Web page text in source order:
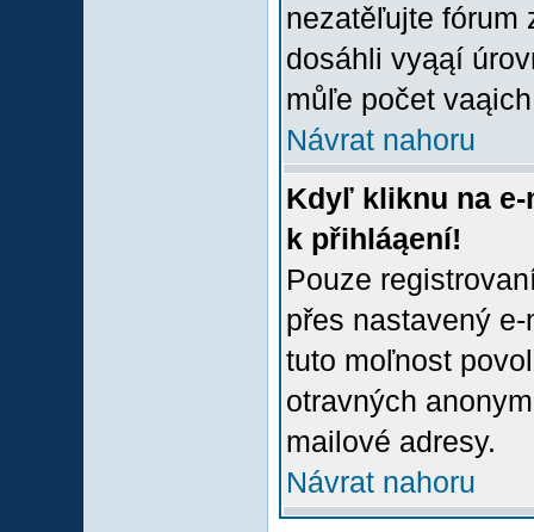
nezatěľujte fórum
dosáhli vyąąí
můľe počet
Návrat nahoru
Kdyľ kliknu na
k přihláąení!
Pouze
přes nastavený
tuto moľnost
otravných
mailové adresy.
Návrat nahoru